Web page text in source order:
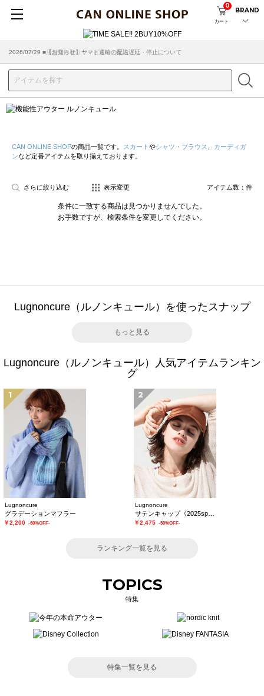
カート
0
BRAND
2026/07/29 ■【お知らせ】ヤマト運輸の配送遅延・停止について
2026/03/18 ■店舗受け取りサービスのご案内
CAN ONLINE SHOPの商品一覧です。 スカート やシャツ・ブラウス
カーディガ
ンなど定番アイテムを取り揃えております。
さらに絞り込む 表示変更 アイテム数： 件
条件に一致する商品は見つかりませんでした。
お手数ですが、検索条件を変更してください。
Lugnoncure（ルノンキュール）を使ったスナップ
もっと見る
Lugnoncure（ルノンキュール）人気アイテムランキン
グ
1
Lugnoncure
グラデーションマフラー
￥2,200 -60%OFF-
2
Lugnoncure
￥2,475 -50%OFF-
ランキング一覧を見る
TOPICS
特集
特集一覧を見る